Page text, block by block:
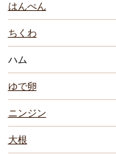
はんぺん
ちくわ
ハム
ゆで卵
ニンジン
大根